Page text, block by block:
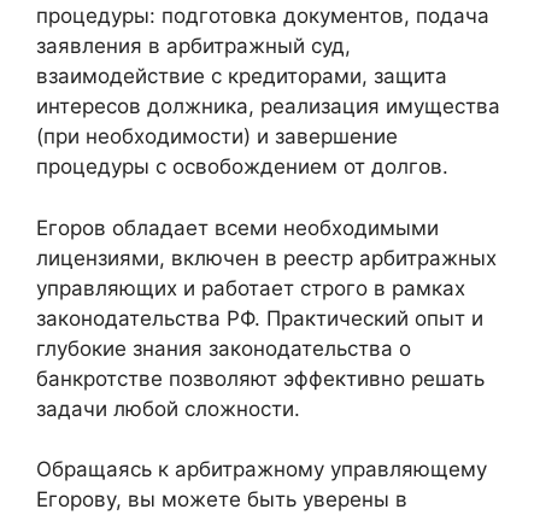
процедуры: подготовка документов, подача
заявления в арбитражный суд,
взаимодействие с кредиторами, защита
интересов должника, реализация имущества
(при необходимости) и завершение
процедуры с освобождением от долгов.
Егоров обладает всеми необходимыми
лицензиями, включен в реестр арбитражных
управляющих и работает строго в рамках
законодательства РФ. Практический опыт и
глубокие знания законодательства о
банкротстве позволяют эффективно решать
задачи любой сложности.
Обращаясь к арбитражному управляющему
Егорову, вы можете быть уверены в